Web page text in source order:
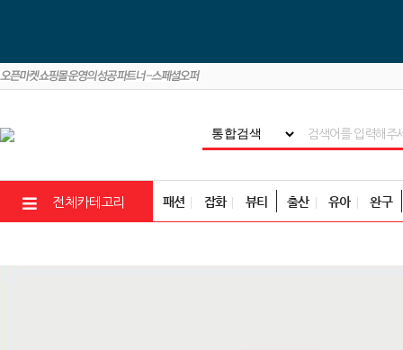
전체카테고리 패션 잡화 뷰티 출산 유아 완구